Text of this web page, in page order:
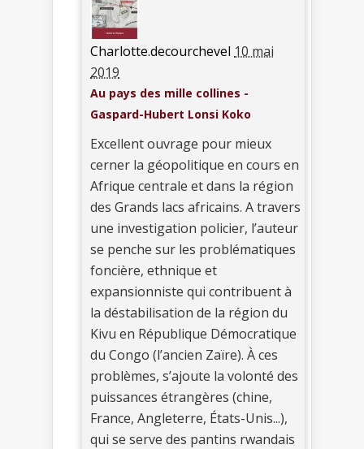
Charlotte.decourchevel 10 mai
2019
Au pays des mille collines -
Gaspard-Hubert Lonsi Koko
Excellent ouvrage pour mieux
cerner la géopolitique en cours en
Afrique centrale et dans la région
des Grands lacs africains. A travers
une investigation policier, l’auteur
se penche sur les problématiques
foncière, ethnique et
expansionniste qui contribuent à
la déstabilisation de la région du
Kivu en République Démocratique
du Congo (l’ancien Zaïre). À ces
problèmes, s’ajoute la volonté des
puissances étrangères (chine,
France, Angleterre, États-Unis...),
qui se serve des pantins rwandais